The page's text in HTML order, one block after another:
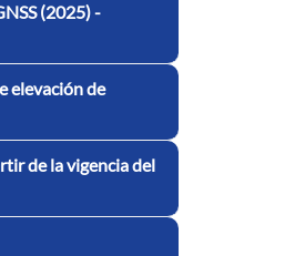
(2025) -
elevación de
de la vigencia del